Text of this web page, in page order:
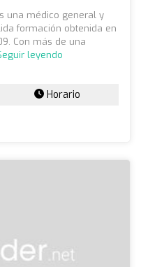
una médico general y
formación obtenida en
Con más de una
leyendo
Horario